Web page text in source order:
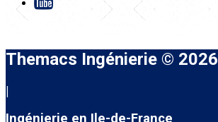
Themacs Ingénierie © 2026
|
Ingénierie en Ile-de-France